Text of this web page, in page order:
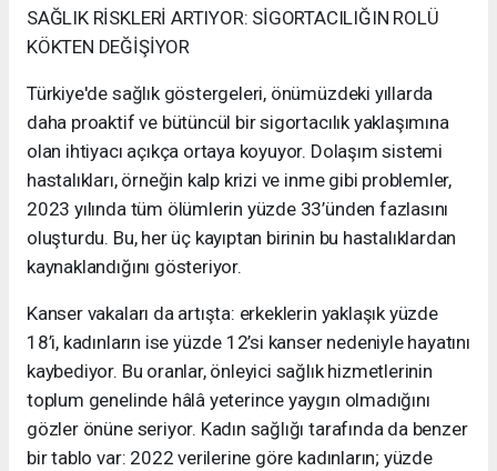
SAĞLIK RİSKLERİ ARTIYOR: SİGORTACILIĞIN ROLÜ
KÖKTEN DEĞİŞİYOR
Türkiye'de sağlık göstergeleri, önümüzdeki yıllarda
daha proaktif ve bütüncül bir sigortacılık yaklaşımına
olan ihtiyacı açıkça ortaya koyuyor. Dolaşım sistemi
hastalıkları, örneğin kalp krizi ve inme gibi problemler,
2023 yılında tüm ölümlerin yüzde 33’ünden fazlasını
oluşturdu. Bu, her üç kayıptan birinin bu hastalıklardan
kaynaklandığını gösteriyor.
Kanser vakaları da artışta: erkeklerin yaklaşık yüzde
18’i, kadınların ise yüzde 12’si kanser nedeniyle hayatını
kaybediyor. Bu oranlar, önleyici sağlık hizmetlerinin
toplum genelinde hâlâ yeterince yaygın olmadığını
gözler önüne seriyor. Kadın sağlığı tarafında da benzer
bir tablo var: 2022 verilerine göre kadınların; yüzde